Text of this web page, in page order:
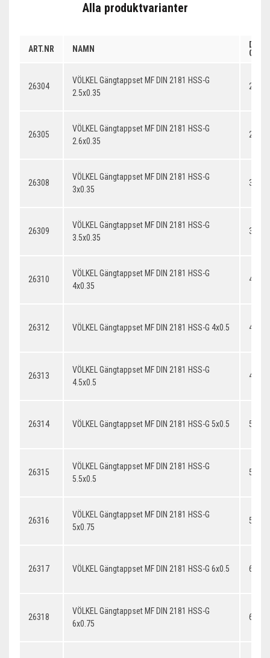
Alla produktvarianter
ART.NR NAMN
26304
VÖLKEL Gängtappset MF DIN 2181 HSS-G
2.5x0.35
26305
VÖLKEL Gängtappset MF DIN 2181 HSS-G
2.6x0.35
26308
VÖLKEL Gängtappset MF DIN 2181 HSS-G
3x0.35
26309
VÖLKEL Gängtappset MF DIN 2181 HSS-G
3.5x0.35
26310
VÖLKEL Gängtappset MF DIN 2181 HSS-G
4x0.35
26312 VÖLKEL Gängtappset MF DIN 2181 HSS-G 4x0.5 4x0.5
26313
VÖLKEL Gängtappset MF DIN 2181 HSS-G
4.5x0.5
26314 VÖLKEL Gängtappset MF DIN 2181 HSS-G 5x0.5 5x0.5
26315
VÖLKEL Gängtappset MF DIN 2181 HSS-G
5.5x0.5
26316
VÖLKEL Gängtappset MF DIN 2181 HSS-G
5x0.75
26317 VÖLKEL Gängtappset MF DIN 2181 HSS-G 6x0.5 6x0.5
26318
VÖLKEL Gängtappset MF DIN 2181 HSS-G
6x0.75